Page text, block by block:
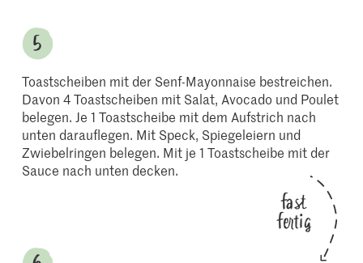
Toastscheiben mit der Senf-Mayonnaise bestreichen.
Davon 4 Toastscheiben mit Salat, Avocado und Poulet
belegen. Je 1 Toastscheibe mit dem Aufstrich nach
unten darauflegen. Mit Speck, Spiegeleiern und
Zwiebelringen belegen. Mit je 1 Toastscheibe mit der
Sauce nach unten decken.
fast
fertig